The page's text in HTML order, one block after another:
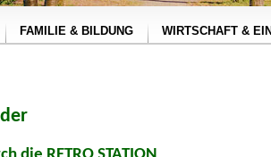
FAMILIE & BILDUNG WIRTSCHAFT &